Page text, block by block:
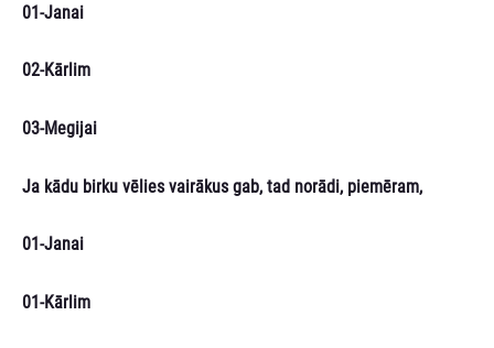
01-Janai
02-Kārlim
03-Megijai
Ja kādu birku vēlies vairākus gab, tad norādi, piemēram,
01-Janai
01-Kārlim